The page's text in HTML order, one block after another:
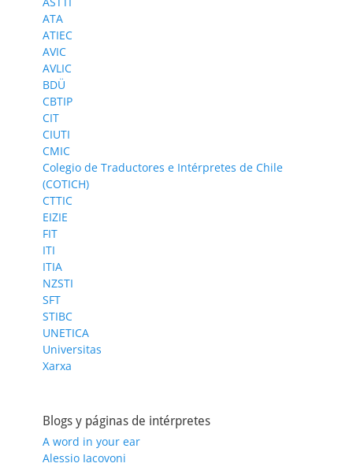
ATA
ATIEC
AVIC
AVLIC
BDÜ
CBTIP
CIT
CIUTI
CMIC
Colegio de Traductores e Intérpretes de Chile
(COTICH)
CTTIC
EIZIE
FIT
ITI
ITIA
NZSTI
SFT
STIBC
UNETICA
Universitas
Xarxa
Blogs y páginas de intérpretes
A word in your ear
Alessio Iacovoni